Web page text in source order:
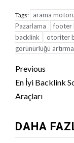
Tags: arama
Pazarlama
footer
backlink
otoriter
görünürlüğü artırma
Continue
Reading
Previous
En İyi Backlink
Araçları
DAHA